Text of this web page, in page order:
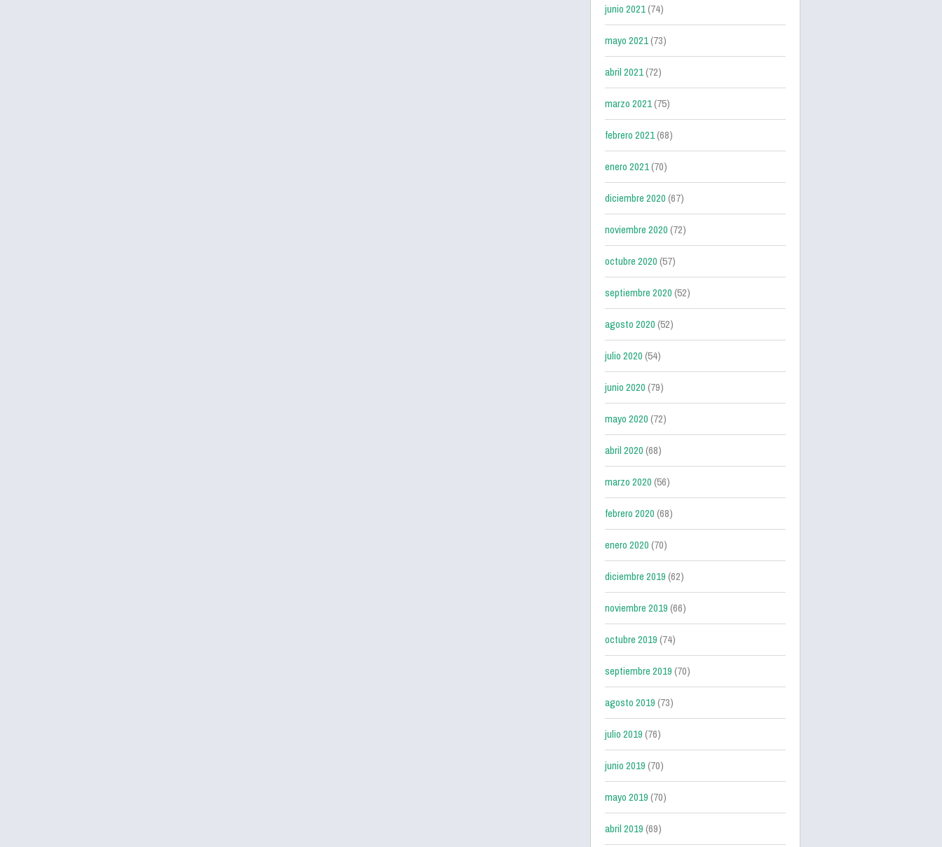
junio 2021(74)
mayo 2021(73)
abril 2021(72)
marzo 2021(75)
febrero 2021(68)
enero 2021(70)
diciembre 2020(67)
noviembre 2020(72)
octubre 2020(57)
septiembre 2020(52)
agosto 2020(52)
julio 2020(54)
junio 2020(79)
mayo 2020(72)
abril 2020(68)
marzo 2020(56)
febrero 2020(68)
enero 2020(70)
diciembre 2019(62)
noviembre 2019(66)
octubre 2019(74)
septiembre 2019(70)
agosto 2019(73)
julio 2019(76)
junio 2019(70)
mayo 2019(70)
abril 2019(69)